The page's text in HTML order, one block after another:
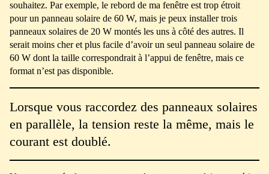
souhaitez. Par exemple, le rebord de ma fenêtre est trop étroit
pour un panneau solaire de 60 W, mais je peux installer trois
panneaux solaires de 20 W montés les uns à côté des autres. Il
serait moins cher et plus facile d’avoir un seul panneau solaire de
60 W dont la taille correspondrait à l’appui de fenêtre, mais ce
format n’est pas disponible.
Lorsque vous raccordez des panneaux solaires
en parallèle, la tension reste la même, mais le
courant est doublé.